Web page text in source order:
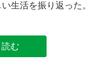
生活を振り返った。
む